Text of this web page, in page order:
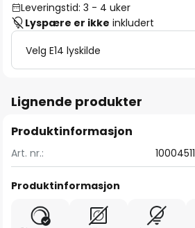
Leveringstid: 3 - 4 uker
Lyspære er ikke inkludert
Velg E14 lyskilde
Lignende produkter
Produktinformasjon
Art. nr.: 10004511
Produktinformasjon